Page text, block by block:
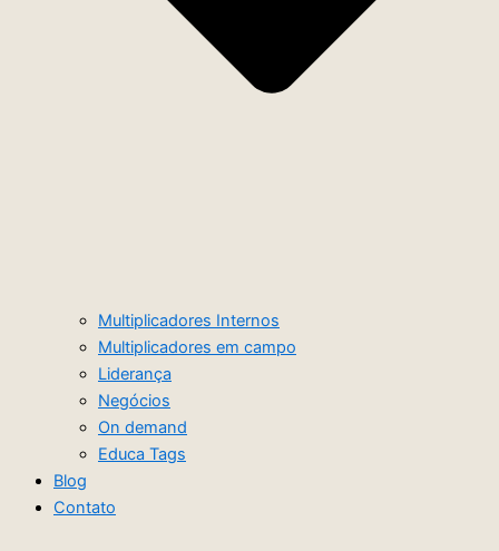
Multiplicadores Internos
Multiplicadores em campo
Liderança
Negócios
On demand
Educa Tags
Blog
Contato